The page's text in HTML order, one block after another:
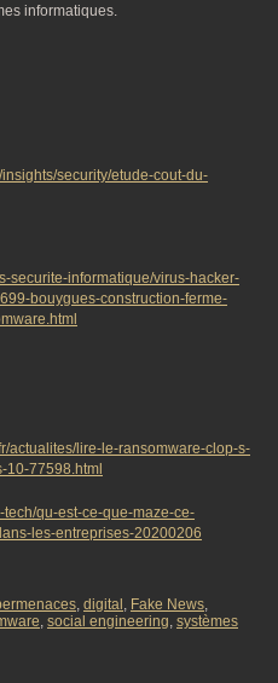
informatiques.
security/etude-cout-du-
securite-informatique/virus-hacker-
bouygues-construction-ferme-
actualites/lire-le-ransomware-clop-s-
77598.html
tech/qu-est-ce-que-maze-ce-
les-entreprises-20200206
, digital , Fake News,
, social engineering, systèmes